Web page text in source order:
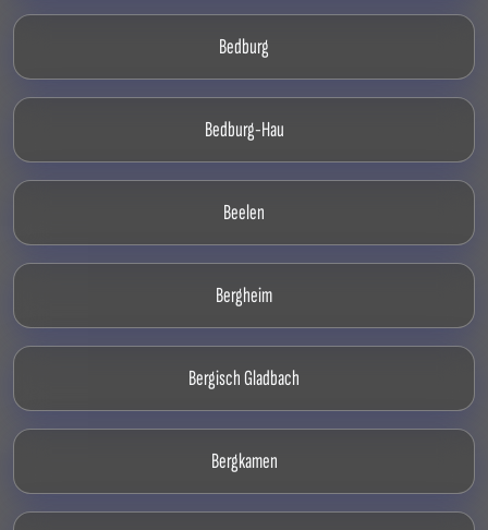
Bedburg
Bedburg-Hau
Beelen
Bergheim
Bergisch Gladbach
Bergkamen